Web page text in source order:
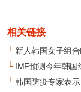
相关链接
└新人韩国女子组合
└IMF预测今年韩国
└韩国防疫专家表